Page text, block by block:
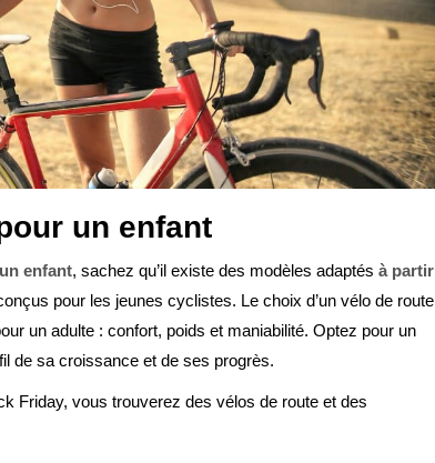
un enfant
enfant, sachez qu’il existe des modèles adaptés à partir
pour les jeunes cyclistes. Le choix d’un vélo de route
un adulte : confort, poids et maniabilité. Optez pour un
de sa croissance et de ses progrès.
Friday, vous trouverez des vélos de route et des